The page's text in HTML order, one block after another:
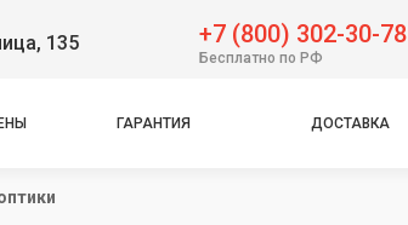
135 +7 (800) 302-30-78
Бесплатно по РФ
ГАРАНТИЯ ДОСТАВКА